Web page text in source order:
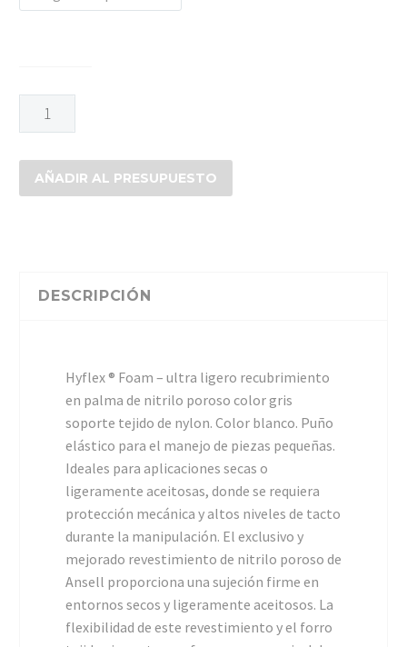
GUANTE
ANSELL
11-
800
AÑADIR AL PRESUPUESTO
DESCRIPCIÓN
Hyflex ® Foam – ultra ligero recubrimiento
en palma de nitrilo poroso color gris
soporte tejido de nylon. Color blanco. Puño
elástico para el manejo de piezas pequeñas.
Ideales para aplicaciones secas o
ligeramente aceitosas, donde se requiera
protección mecánica y altos niveles de tacto
durante la manipulación. El exclusivo y
mejorado revestimiento de nitrilo poroso de
Ansell proporciona una sujeción firme en
entornos secos y ligeramente aceitosos. La
flexibilidad de este revestimiento y el forro